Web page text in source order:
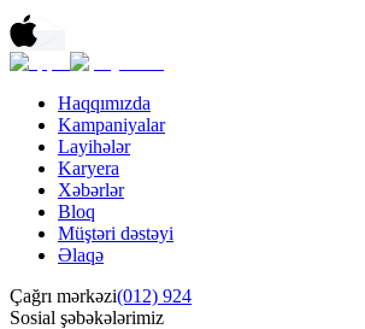
Haqqımızda
Kampaniyalar
Layihələr
Karyera
Xəbərlər
Bloq
Müştəri dəstəyi
Əlaqə
Çağrı mərkəzi(012) 924
Sosial şəbəkələrimiz